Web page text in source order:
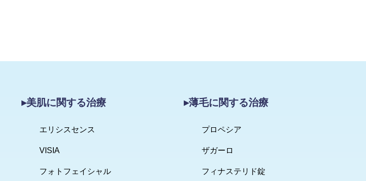
▸美肌に関する治療
エリシスセンス
VISIA
フォトフェイシャル
▸薄毛に関する治療
プロペシア
ザガーロ
フィナステリド錠